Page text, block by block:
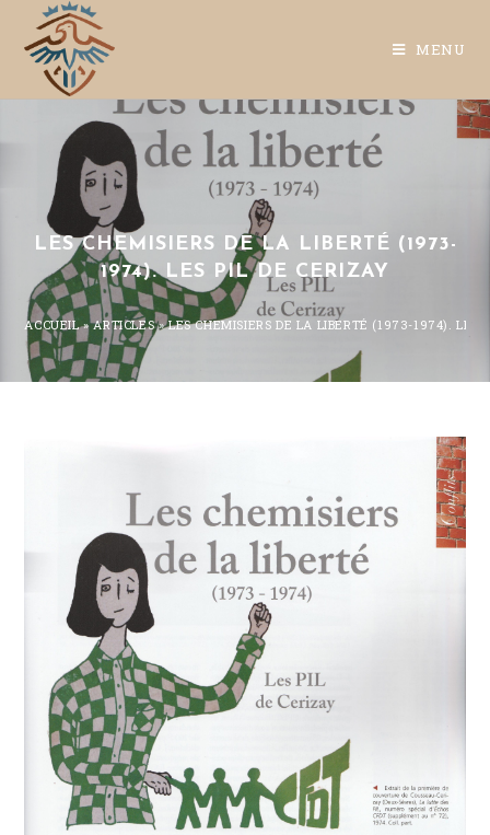
MENU
LES CHEMISIERS DE LA LIBERTÉ (1973-
1974). LES PIL DE CERIZAY
ACCUEIL»ARTICLES»LES CHEMISIERS DE LA LIBERTÉ (1973-1974). LES